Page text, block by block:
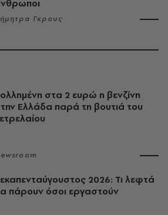
Γκρους
στα 2 ευρώ η βενζίνη
Ελλάδα παρά τη βουτιά του
2026: Τι λεφτά
πάρουν όσοι εργαστούν